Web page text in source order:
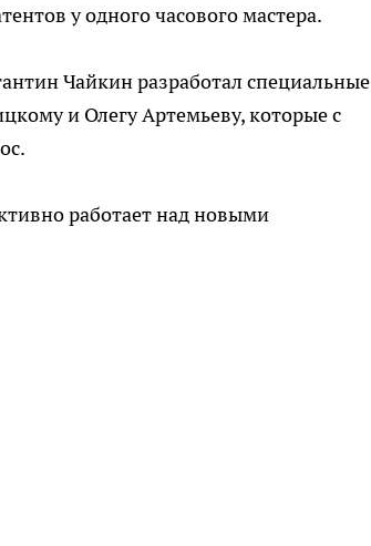
у одного часового мастера.
Чайкин разработал специальные
и Олегу Артемьеву, которые с
работает над новыми